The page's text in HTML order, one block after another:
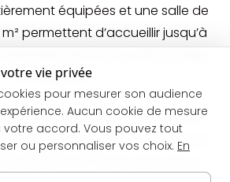
équipées et une salle de
permettent d’accueillir jusqu’à
en réception.
entre Le Mans, Saint-Pavace et
le Domaine est un lieu rare
intimité, jardin clos sans vis-à-
vie privée
pour mesurer son audience
Aucun cookie de mesure
votre accord. Vous pouvez tout
ou personnaliser vos choix. En